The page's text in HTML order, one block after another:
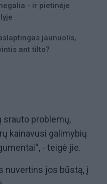
- ir pietinėje
jaunuolis,
ant tilto?
srauto problemų,
kainavusi galimybių
- teigė jie.
nuvertins jos būstą, į